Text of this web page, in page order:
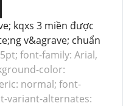
kqxs 3 miền được
v&agrave; chuẩn
font-family: Arial,
color:
normal; font-
variant-alternates: